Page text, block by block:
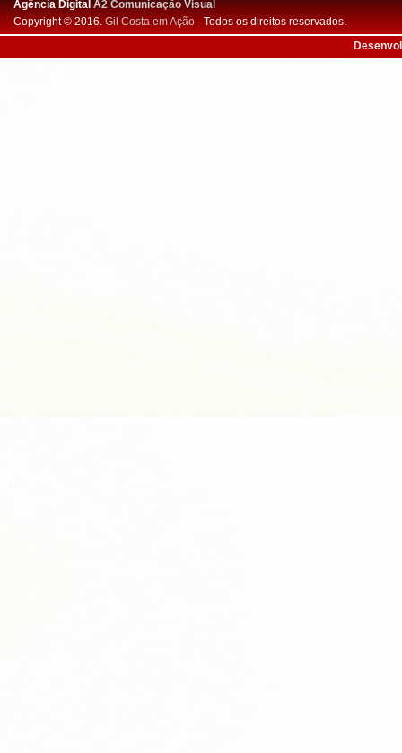
Agência Digital A2 Comunicação Visual
Copyright © 2016. Gil Costa em Ação - Todos os direitos reservados.